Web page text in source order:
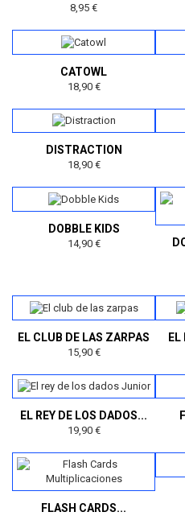
8,95 €
CATOWL
18,90 €
DISTRACTION
18,90 €
DOBBLE KIDS
14,90 €
EL CLUB DE LAS ZARPAS
15,90 €
EL
EL REY DE LOS DADOS...
19,90 €
FLASH CARDS...